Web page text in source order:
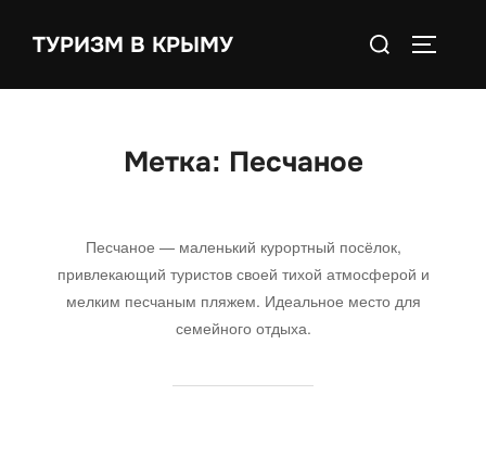
ТУРИЗМ В КРЫМУ
Поиск
Метка: Песчаное
Песчаное — маленький курортный посёлок,
привлекающий туристов своей тихой атмосферой и
мелким песчаным пляжем. Идеальное место для
семейного отдыха.